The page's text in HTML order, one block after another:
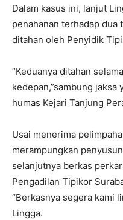
Dalam kasus ini, lanjut
penahanan terhadap dua
ditahan oleh Penyidik
“Keduanya ditahan
kedepan,”sambung jaksa
humas Kejari Tanjung
Usai menerima
merampungkan
selanjutnya berkas
Pengadilan Tipikor
“Berkasnya segera kami
Lingga.